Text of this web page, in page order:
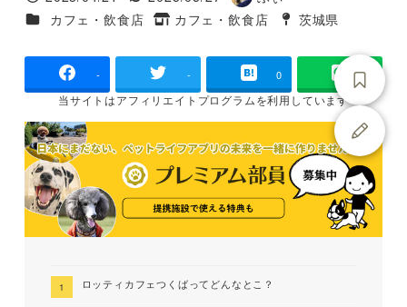
投稿日 更新日
著
者
施設ジャンル
カフェ・飲食店
タグ
カフェ・飲食店
タグ
茨城県
- - 0
当サイトはアフィリエイトプログラムを利用しています
ロッティカフェつくばってどんなとこ？